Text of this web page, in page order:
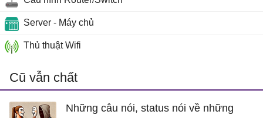
Server - Máy chủ
Thủ thuật Wifi
Cũ vẫn chất
Những câu nói, status nói về những